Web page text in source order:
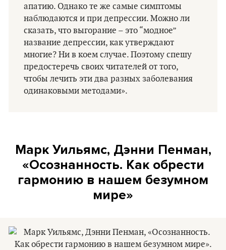
апатию. Однако те же самые симптомы
наблюдаются и при депрессии. Можно ли
сказать, что выгорание – это “модное”
название депрессии, как утверждают
многие? Ни в коем случае. Поэтому спешу
предостеречь своих читателей от того,
чтобы лечить эти два разных заболевания
одинаковыми методами».
Марк Уильямс, Дэнни Пенман,
«Осознанность. Как обрести
гармонию в нашем безумном
мире»